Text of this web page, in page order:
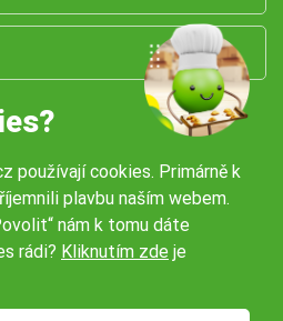
používají cookies. Primárně k
plavbu naším webem.
nám k tomu dáte
rádi? Kliknutím zde je